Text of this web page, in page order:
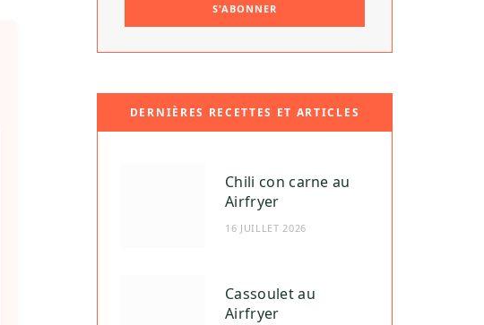
DERNIÈRES RECETTES ET ARTICLES
Chili con carne au
Airfryer
16 JUILLET 2026
Cassoulet au
Airfryer